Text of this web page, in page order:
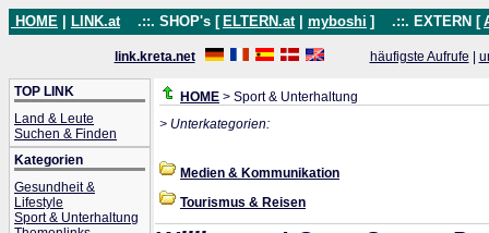
HOME LINK.at .::. SHOP's [ ELTERN.at myboshi ] .::. EXTERN [
link.kreta.net häufigste Aufrufe
TOP LINK
Land & Leute
Suchen & Finden
Kategorien
Gesundheit &
Lifestyle
Sport & Unterhaltung
HOME > Sport & Unterhaltung
> Unterkategorien:
Medien & Kommunikation
Tourismus & Reisen